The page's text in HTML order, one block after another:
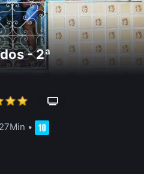
- 2ª
27Min •